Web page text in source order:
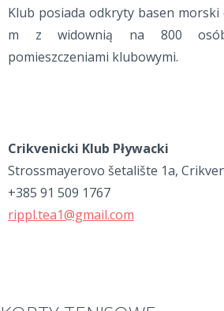
Klub posiada odkryty basen morski
m z widownią na 800
pomieszczeniami klubowymi.
Crikvenicki Klub Pływacki
Strossmayerovo šetalište 1a,
+385 91 509 1767
rippl.tea1@gmail.com